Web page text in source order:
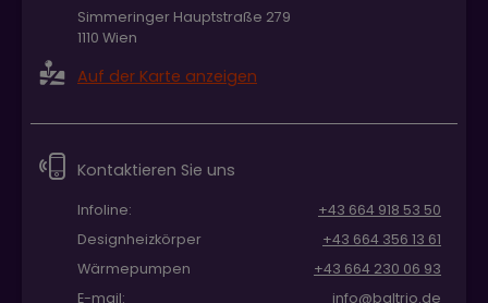
Simmeringer Hauptstraße 279
1110 Wien
Auf der Karte anzeigen
Kontaktieren Sie uns
Infoline:
+43 664 918 53 50
Designheizkörper
+43 664 356 13 61
Wärmepumpen
+43 664 230 06 93
E-mail:
info@baltrio.de